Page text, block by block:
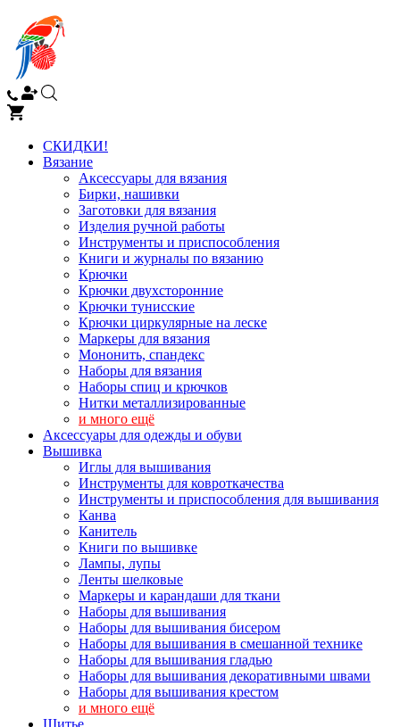
СКИДКИ!
Вязание
Аксессуары для вязания
Бирки, нашивки
Заготовки для вязания
Изделия ручной работы
Инструменты и приспособления
Книги и журналы по вязанию
Крючки
Крючки двухсторонние
Крючки тунисские
Крючки циркулярные на леске
Маркеры для вязания
Мононить, спандекс
Наборы для вязания
Наборы спиц и крючков
Нитки металлизированные
и много ещё
Аксессуары для одежды и обуви
Вышивка
Иглы для вышивания
Инструменты для ковроткачества
Инструменты и приспособления для вышивания
Канва
Канитель
Книги по вышивке
Лампы, лупы
Ленты шелковые
Маркеры и карандаши для ткани
Наборы для вышивания
Наборы для вышивания бисером
Наборы для вышивания в смешанной технике
Наборы для вышивания гладью
Наборы для вышивания декоративными швами
Наборы для вышивания крестом
и много ещё
Шитье